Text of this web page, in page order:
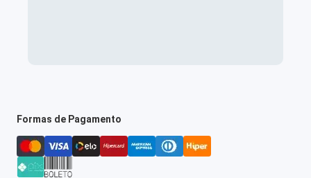
Formas de Pagamento